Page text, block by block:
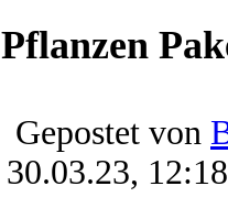
Pflanzen
Gepostet von
30.03.23, 12:18